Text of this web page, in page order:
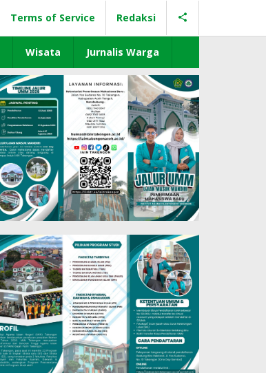
Terms of Service Redaksi
Wisata Jurnalis Warga